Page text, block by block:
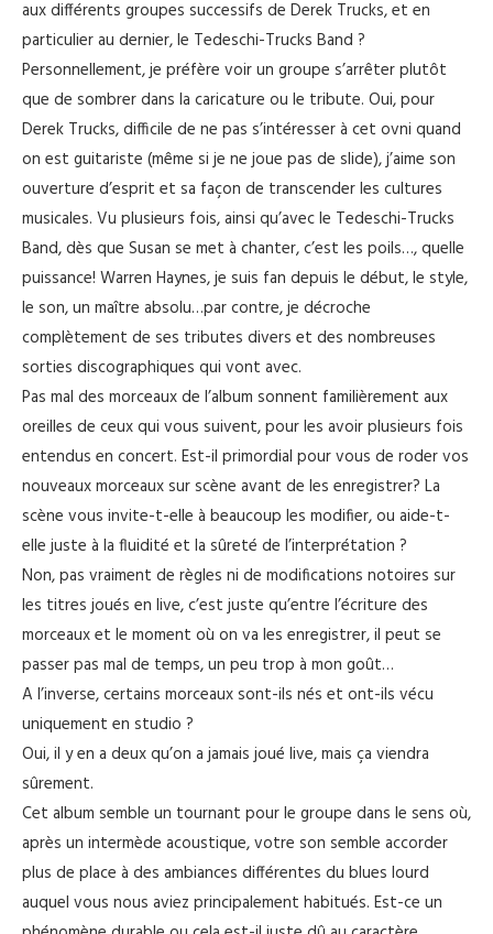
aux différents groupes successifs de Derek Trucks, et en
particulier au dernier, le Tedeschi-Trucks Band ?
Personnellement, je préfère voir un groupe s’arrêter plutôt
que de sombrer dans la caricature ou le tribute. Oui, pour
Derek Trucks, difficile de ne pas s’intéresser à cet ovni quand
on est guitariste (même si je ne joue pas de slide), j’aime son
ouverture d’esprit et sa façon de transcender les cultures
musicales. Vu plusieurs fois, ainsi qu’avec le Tedeschi-Trucks
Band, dès que Susan se met à chanter, c’est les poils…, quelle
puissance! Warren Haynes, je suis fan depuis le début, le style,
le son, un maître absolu…par contre, je décroche
complètement de ses tributes divers et des nombreuses
sorties discographiques qui vont avec.
Pas mal des morceaux de l’album sonnent familièrement aux
oreilles de ceux qui vous suivent, pour les avoir plusieurs fois
entendus en concert. Est-il primordial pour vous de roder vos
nouveaux morceaux sur scène avant de les enregistrer? La
scène vous invite-t-elle à beaucoup les modifier, ou aide-t-
elle juste à la fluidité et la sûreté de l’interprétation ?
Non, pas vraiment de règles ni de modifications notoires sur
les titres joués en live, c’est juste qu’entre l’écriture des
morceaux et le moment où on va les enregistrer, il peut se
passer pas mal de temps, un peu trop à mon goût…
A l’inverse, certains morceaux sont-ils nés et ont-ils vécu
uniquement en studio ?
Oui, il y en a deux qu’on a jamais joué live, mais ça viendra
sûrement.
Cet album semble un tournant pour le groupe dans le sens où,
après un intermède acoustique, votre son semble accorder
plus de place à des ambiances différentes du blues lourd
auquel vous nous aviez principalement habitués. Est-ce un